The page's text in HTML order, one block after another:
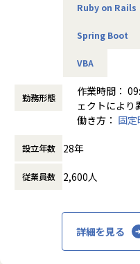
→大手メーカーで
・Cさんの場合：サーバー
会社の定める業務
・機械学習・RPA開発（業
・建設現場の効率化に向け
※「現場の雰囲気に馴染め
野に挑戦したい」といった
件を検討します！
■当社の特徴
◎自社開発・受託開発拡大
Ruby on Rails
Spring Boot
VBA
勤務形態
作業時間：
ェクトにより
働き方： 固
時間外労働の
設立年数 28年
従業員数 2,600人
詳細を見る